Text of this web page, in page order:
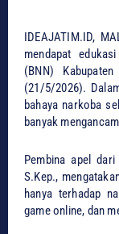
IDEAJATIM.ID,
mendapat
(BNN)
(21/5/2026).
bahaya narkoba
banyak
Pembina apel dari
S.Kep.,
hanya terhadap
game online, dan